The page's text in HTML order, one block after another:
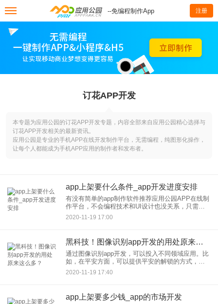
--免编程制作App 注册
订花APP开发
本专题为应用公园的订花APP开发专题，内容全部来自应用公园精心选择与
订花APP开发相关的最新资讯。
应用公园是专业的手机APP在线开发制作平台，无需编程，纯图形化操作，
让每个人都能成为手机APP应用的制作者和发布者。
app上架要什么条件_app开发进度安排
有没有简单的app制作软件推荐应用公园APP在线制
作平台，不会编程技术和UI设计也没关系，只需要
通过应用公园制作平台，选择合适的模板，添加素
材，图文操作方式，傻瓜而便捷，非常适合零基础
2020-11-19 17:00
黑科技！图像识别app开发的用处原来这么多？
通过图像识别app开发，可以投入不同领域应用。比
如，在平安方面，可以提供平安的解锁的方式，对
用户的图像的识别，结合人脸识别技术的实现。在
农业领域，协助用户识别一些农户不认识的或者不
2020-11-19 17:40
app上架要多少钱_app的市场开发